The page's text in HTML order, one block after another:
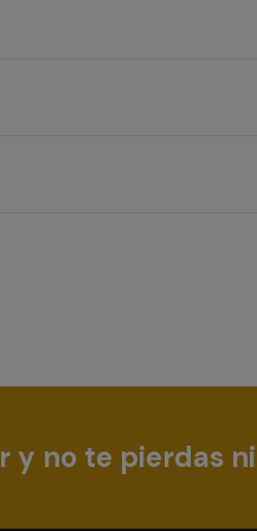
y no te pierdas